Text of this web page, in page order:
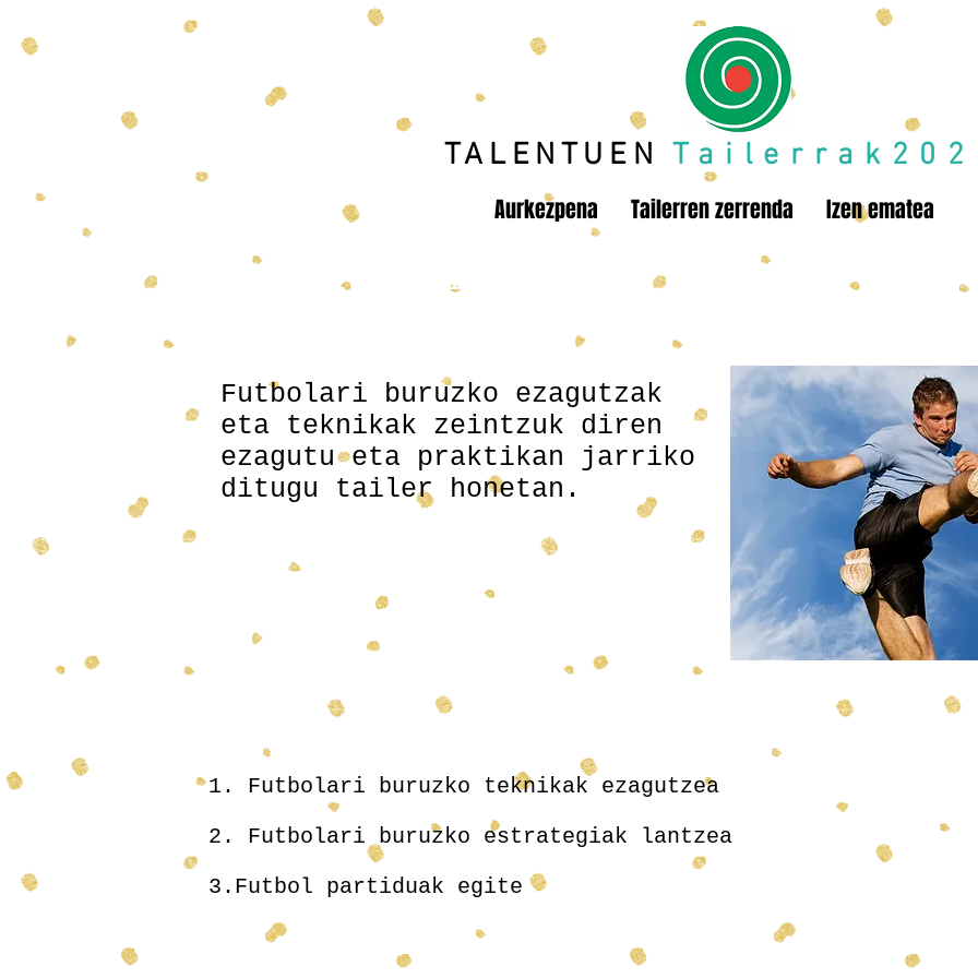
TALENTUEN
Aurkezpena Tailerren zerrenda Izen ematea
Futbol Teknifikazioa
Futbolari buruzko ezagutzak
eta teknikak zeintzuk diren
ezagutu eta praktikan jarriko
ditugu tailer honetan.
Helburuak
1.­ Futbolari buruzko teknikak ezagutzea
2. Futbolari buruzko estrategiak lantzea
3.Futbol partiduak egite